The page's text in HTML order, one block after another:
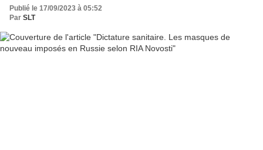
Publié le 17/09/2023 à 05:52
Par SLT